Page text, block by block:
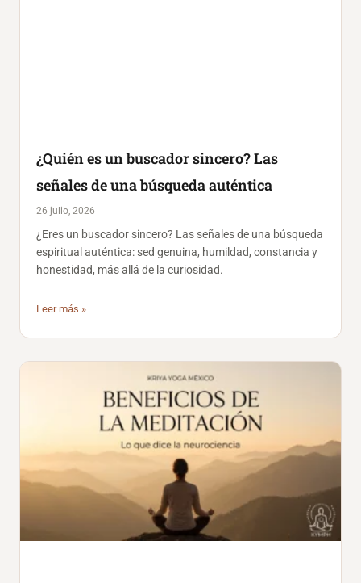
¿Quién es un buscador sincero? Las
señales de una búsqueda auténtica
26 julio, 2026
¿Eres un buscador sincero? Las señales de una búsqueda
espiritual auténtica: sed genuina, humildad, constancia y
honestidad, más allá de la curiosidad.
Leer más »